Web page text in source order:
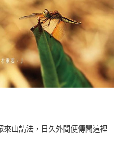
來山請法，日久外間便傳聞這裡